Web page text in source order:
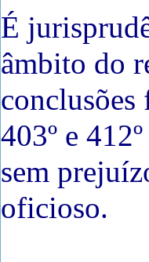
É
âmbito do
conclusões
403º e
sem
oficioso.